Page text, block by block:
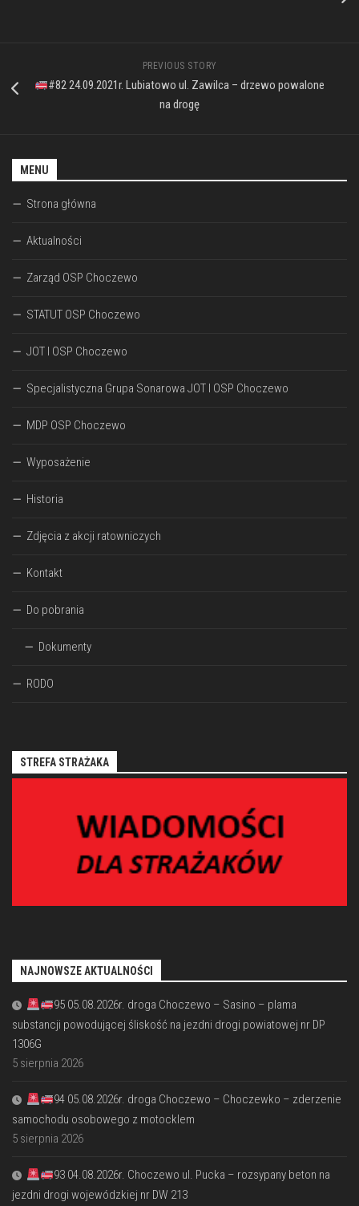
PREVIOUS STORY
#82 24.09.2021r. Lubiatowo ul. Zawilca – drzewo powalone
na drogę
MENU
Strona główna
Aktualności
Zarząd OSP Choczewo
STATUT OSP Choczewo
JOT I OSP Choczewo
Specjalistyczna Grupa Sonarowa JOT I OSP Choczewo
MDP OSP Choczewo
Wyposażenie
Historia
Zdjęcia z akcji ratowniczych
Kontakt
Do pobrania
Dokumenty
RODO
STREFA STRAŻAKA
NAJNOWSZE AKTUALNOŚCI
95 05.08.2026r. droga Choczewo – Sasino – plama
substancji powodującej śliskość na jezdni drogi powiatowej nr DP
1306G
5 sierpnia 2026
94 05.08.2026r. droga Choczewo – Choczewko – zderzenie
samochodu osobowego z motocklem
5 sierpnia 2026
93 04.08.2026r. Choczewo ul. Pucka – rozsypany beton na
jezdni drogi wojewódzkiej nr DW 213